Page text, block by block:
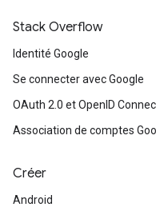
Stack Overflow
Identité Google
Se connecter avec Google
OAuth 2.0 et OpenID
Association de comptes
Créer
Android